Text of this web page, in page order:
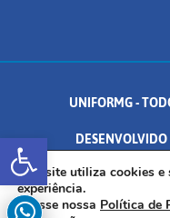
Abrir a barra
UNIFORMG -
AV. DR. ARNALDO DE
Este site utiliza cookies e
experiência.
Acesse nossa Política de